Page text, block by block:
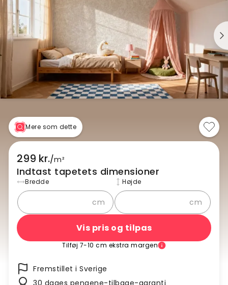
Mere som dette
299 kr./m²
Indtast tapetets dimensioner
Bredde
cm
Højde
cm
Vis pris og tilpas
Tilføj 7-10 cm ekstra margen
Fremstillet i Sverige